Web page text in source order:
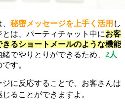
秘密メッセージを上手く活用 し
は、パーティチャット中にお客
るショートメールのような機能
でやりとりができるため、 2人
です。
に反応することで、お客さんは
ることができますよ。